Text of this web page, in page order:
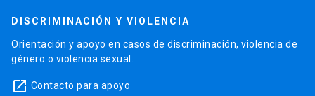
DISCRIMINACIÓN Y VIOLENCIA
Orientación y apoyo en casos de discriminación, violencia de
género o violencia sexual.
launch Contacto para apoyo